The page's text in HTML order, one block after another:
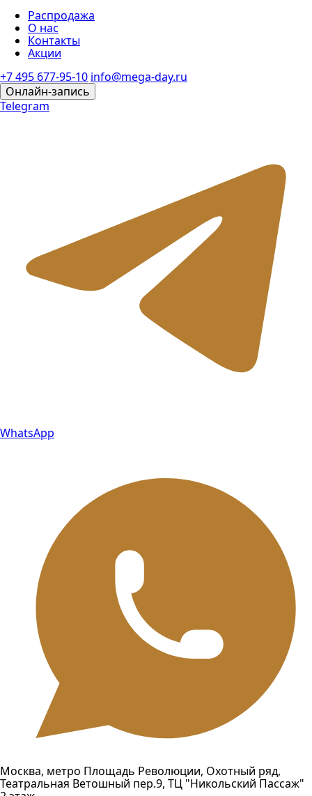
Распродажа
О нас
Контакты
Акции
+7 495 677-95-10 info@mega-day.ru
Онлайн-запись
Telegram
WhatsApp
Москва, метро Площадь Революции, Охотный ряд,
Театральная Ветошный пер.9, ТЦ "Никольский Пассаж"